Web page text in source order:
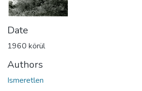
Date
1960 körül
Authors
Ismeretlen